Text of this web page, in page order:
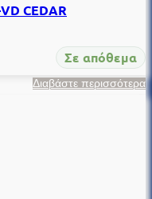
CEDAR
Σε απόθεμα
Διαβάστε περισσότερα